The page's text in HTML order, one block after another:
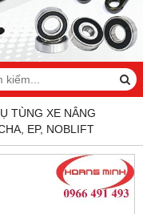
TÙNG XE NÂNG
EP, NOBLIFT